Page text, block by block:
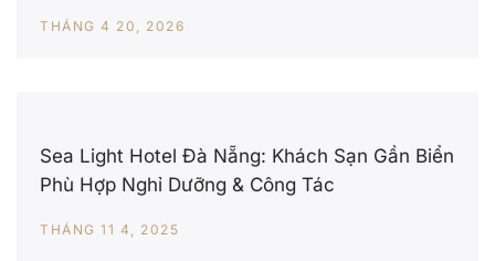
THÁNG 4 20, 2026
Sea Light Hotel Đà Nẵng: Khách Sạn Gần Biển
Phù Hợp Nghỉ Dưỡng & Công Tác
THÁNG 11 4, 2025